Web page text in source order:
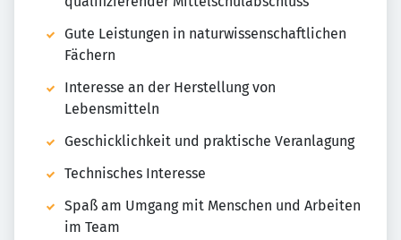
Gute Leistungen in naturwissenschaftlichen
Fächern
Interesse an der Herstellung von
Lebensmitteln
Geschicklichkeit und praktische Veranlagung
Technisches Interesse
Spaß am Umgang mit Menschen und Arbeiten
im Team